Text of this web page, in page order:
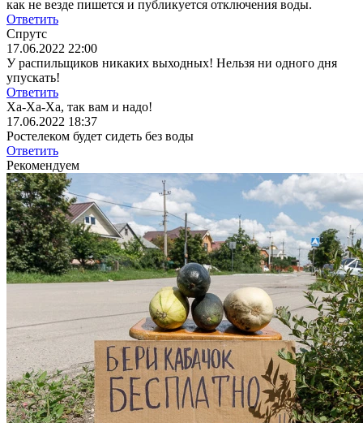
как не везде пишется и публикуется отключения воды.
Ответить
Спрутс
17.06.2022 22:00
У распильщиков никаких выходных! Нельзя ни одного дня
упускать!
Ответить
Ха-Ха-Ха, так вам и надо!
17.06.2022 18:37
Ростелеком будет сидеть без воды
Ответить
Рекомендуем